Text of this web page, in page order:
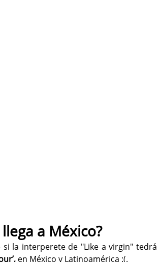
a México?
si la interperete de "Like a virgin"
en México y Latinoamérica :(.